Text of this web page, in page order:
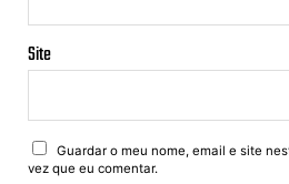
Site
Guardar o meu nome, email e site
vez que eu comentar.